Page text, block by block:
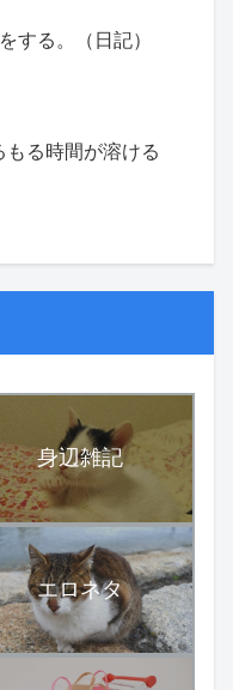
する。（日記）
る時間が溶ける
身辺雑記
エロネタ